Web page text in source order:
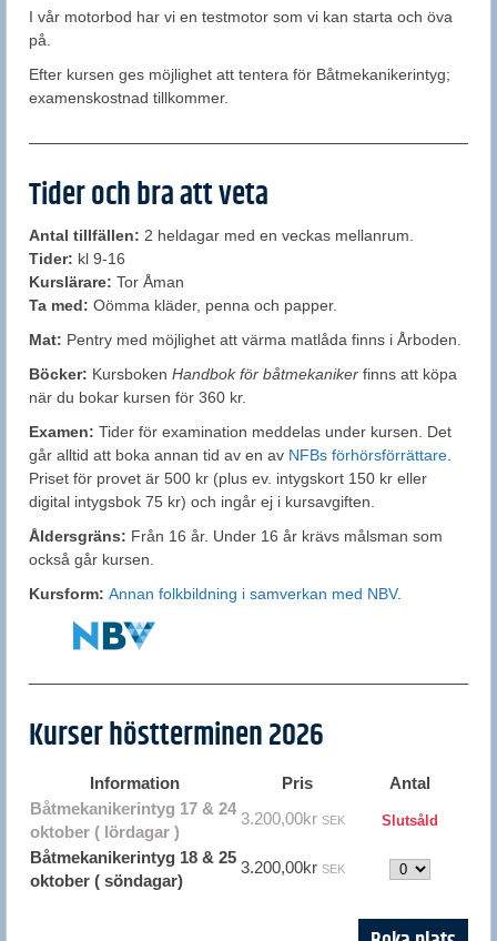
I vår motorbod har vi en testmotor som vi kan starta och öva
på.
Efter kursen ges möjlighet att tentera för Båtmekanikerintyg;
examenskostnad tillkommer.
Tider och bra att veta
Antal tillfällen: 2 heldagar med en veckas mellanrum.
Tider: kl 9-16
Kurslärare: Tor Åman
Ta med: Oömma kläder, penna och papper.
Mat: Pentry med möjlighet att värma matlåda finns i Årboden.
Böcker: Kursboken Handbok för båtmekaniker finns att köpa
när du bokar kursen för 360 kr.
Examen: Tider för examination meddelas under kursen. Det
går alltid att boka annan tid av en av NFBs förhörsförrättare
Priset för provet är 500 kr (plus ev. intygskort 150 kr eller
digital intygsbok 75 kr) och ingår ej i kursavgiften.
Åldersgräns: Från 16 år. Under 16 år krävs målsman som
också går kursen.
Kursform: Annan folkbildning i samverkan med NBV.
Kurser höstterminen 2026
Information Pris
Antal
Båtmekanikerintyg 17 & 24
oktober ( lördagar )
3.200,00kr SEK Slutsåld
Båtmekanikerintyg 18 & 25
oktober ( söndagar)
3.200,00kr SEK Antal